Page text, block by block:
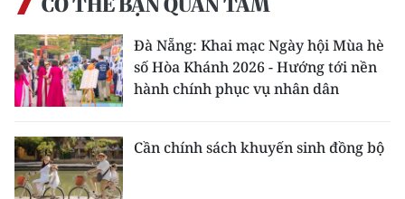
ĐỌC BÁO IN
ENGLISH
中文
FRANÇAIS
Đà Nẵng: Khai mạc Ngày hội Mùa hè
số Hòa Khánh 2026 - Hướng tới nền
hành chính phục vụ nhân dân
Cần chính sách khuyến sinh đồng bộ